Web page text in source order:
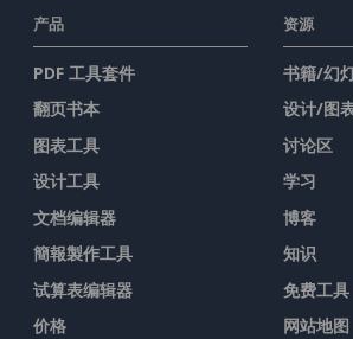
产品
PDF 工具套件
翻页书本
图表工具
设计工具
文档编辑器
簡報製作工具
试算表编辑器
价格
资源
书籍/幻
设计/图
讨论区
学习
博客
知识
免费工具
网站地图